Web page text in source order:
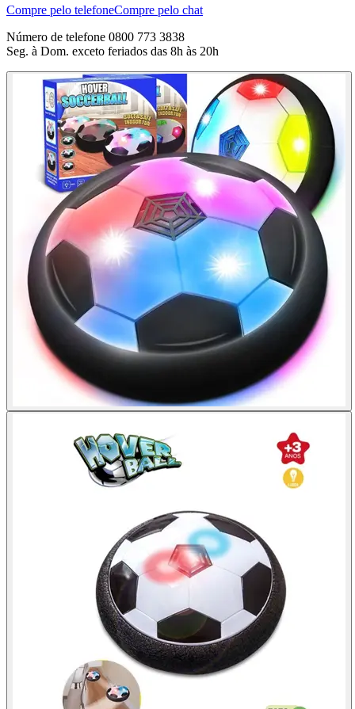
Compre pelo telefoneCompre pelo chat
Número de telefone 0800 773 3838
Seg. à Dom. exceto feriados das 8h às 20h